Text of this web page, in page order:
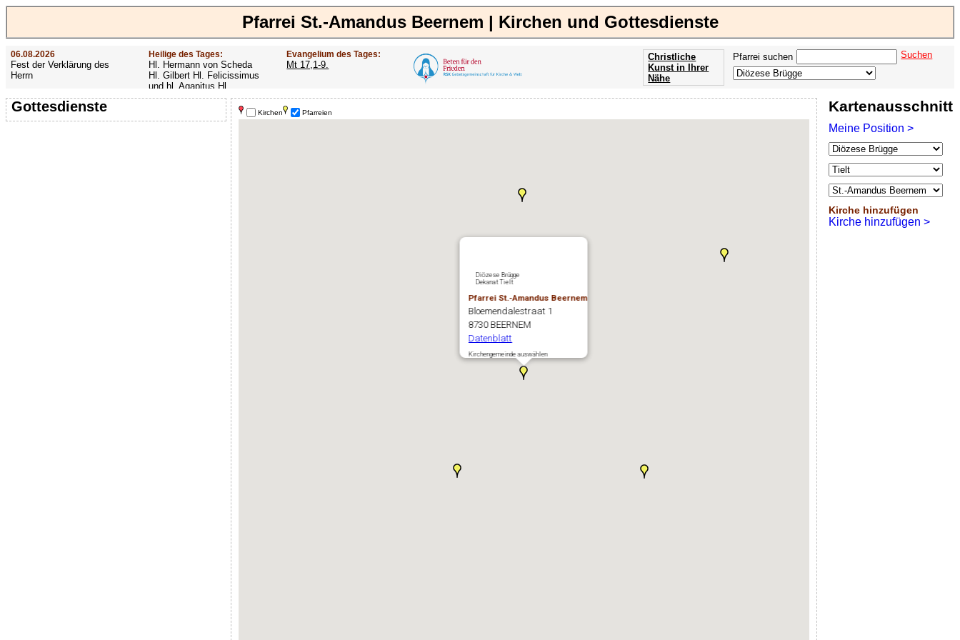
Pfarrei St.-Amandus Beernem | Kirchen und Gottesdienste
06.08.2026
Fest der Verklärung des
Herrn
Heilige des Tages:
Hl. Hermann von Scheda
Hl. Gilbert Hl. Felicissimus
und hl. Agapitus Hl.
Gezelinus (Gozelin)
Evangelium des Tages:
Mt 17,1-9.
Pfarrei suchen Suchen
Christliche
Kunst in Ihrer
Nähe
Offenbarung
der Apokalypse
des Johannes
Gottesdienste Kartenausschnitt
Meine Position >
Kirche hinzufügen
Kirche hinzufügen >
Kirchen Pfarreien
Diözese Brügge
Dekanat Tielt
Pfarrei St.-Amandus Beernem
Bloemendalestraat 1
8730 BEERNEM
Datenblatt
Kirchengemeinde auswählen